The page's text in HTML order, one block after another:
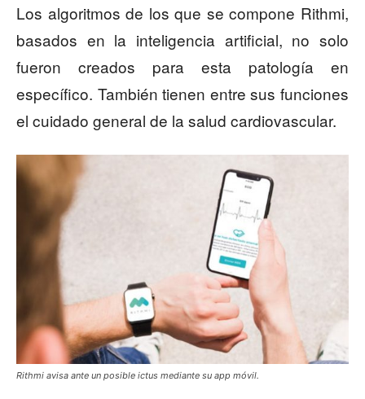
Los algoritmos de los que se compone Rithmi,
basados en la inteligencia artificial, no solo
fueron creados para esta patología en
específico. También tienen entre sus funciones
el cuidado general de la salud cardiovascular.
Rithmi avisa ante un posible ictus mediante su app móvil.